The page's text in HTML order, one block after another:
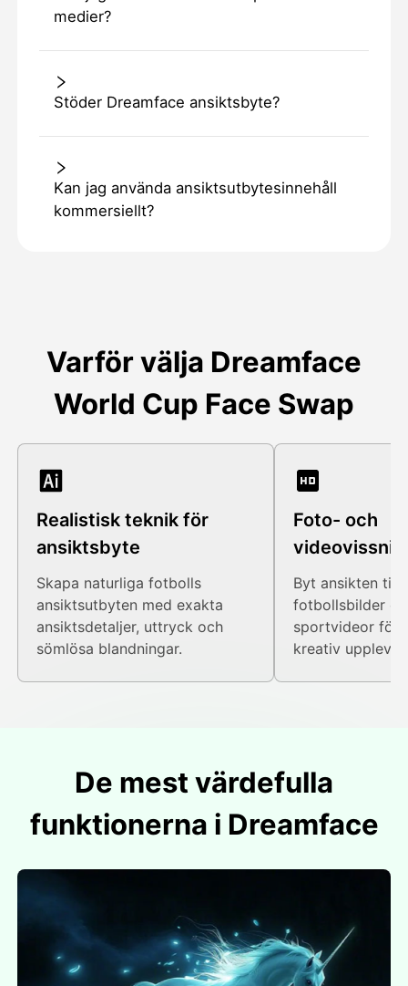
medier?
Stöder Dreamface ansiktsbyte?
Kan jag använda ansiktsutbytesinnehåll
kommersiellt?
Varför välja Dreamface
World Cup Face Swap
Realistisk teknik för
ansiktsbyte
Skapa naturliga fotbolls
ansiktsutbyten med exakta
ansiktsdetaljer, uttryck och
sömlösa blandningar.
Foto- och
Byt ansikten till
fotbollsbilder
sportvideor för
kreativ
De mest värdefulla
funktionerna i Dreamface